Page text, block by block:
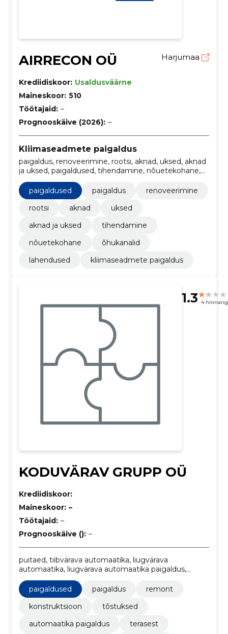
AIRRECON OÜ Harjumaa
Krediidiskoor: Usaldusväärne
Maineskoor: 510
Töötajaid: –
Prognooskäive (2026): –
Kliimaseadmete paigaldus
paigaldus, renoveerimine, rootsi, aknad, uksed, aknad
ja uksed, paigaldused, tihendamine, nõuetekohane,
Õhukanalid
paigaldused
paigaldus
renoveerimine
rootsi
aknad
uksed
aknad ja uksed
tihendamine
nõuetekohane
õhukanalid
lahendused
kliimaseadmete paigaldus
1.3 4
KODUVÄRAV GRUPP OÜ
Krediidiskoor:
Maineskoor: –
Töötajaid: –
Prognooskäive (): –
puitaed, tiibvärava automaatika, liugvärava
automaatika, liugvärava automaatika paigaldus,
roostevaba teras, komplektid, Metallitööd, harjumaa,
liugväravad, hooldus
paigaldused paigaldus
remont
konstruktsioon
tõstuksed
automaatika paigaldus
terasest